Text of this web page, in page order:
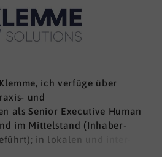
ich verfüge über
und
als Senior Executive Human
im Mittelstand (Inhaber-
in lokalen und inter­